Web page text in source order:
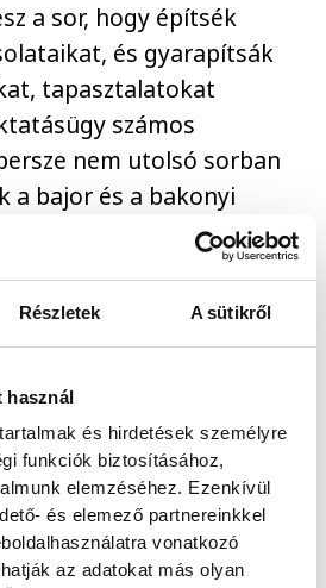
Részletek A sütikről
használ
és hirdetések személyre
funkciók biztosításához,
elemzéséhez. Ezenkívül
és elemező partnereinkkel
vonatkozó
az adatokat más olyan
a sor, hogy építsék
és gyarapítsák
tapasztalatokat
számos
nem utolsó sorban
a bajor és a bakonyi
többek között
is támogatta.
nemzetiség